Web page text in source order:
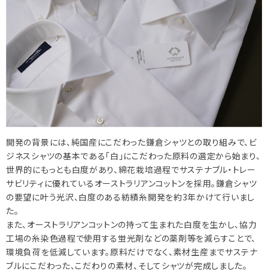
開発の背景には、純国産にこだわった鎌倉シャツとの取り組みで、ビ
ジネスシャツの基本である「白」にこだわった原料の選定から始まり、
世界的にもっとも白度があり、綿花栽培過程でサステナブル・トレー
サビリティに優れているオーストラリアンコットンを採用。鎌倉シャツ
の要望に叶う光沢、白度のある紡績糸開発を約3年かけて行いまし
た。
また、オーストラリアンコットンの持って生まれた白度を生かし、協力
工場の糸染色過程で使用する蛍光剤などの薬剤等を減らすことで、
環境負荷を低減しています。原料だけでなく、素材生産までサステナ
ブルにこだわった、こだわりの素材、そしてシャツが完成しました。